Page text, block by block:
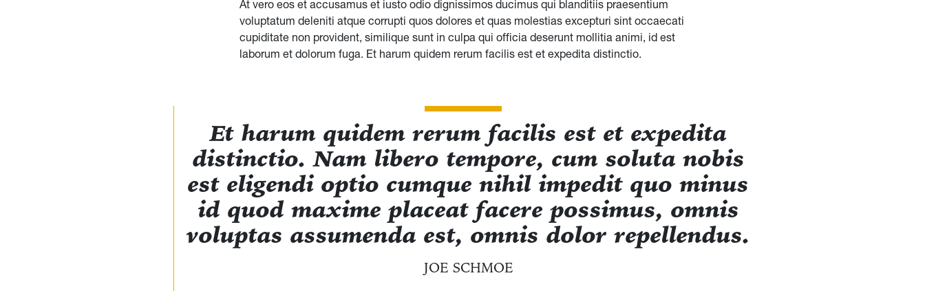
At vero eos et accusamus et iusto odio dignissimos ducimus qui blanditiis praesentium
voluptatum deleniti atque corrupti quos dolores et quas molestias excepturi sint occaecati
cupiditate non provident, similique sunt in culpa qui officia deserunt mollitia animi, id est
laborum et dolorum fuga. Et harum quidem rerum facilis est et expedita distinctio.
Et harum quidem rerum facilis est et expedita
distinctio. Nam libero tempore, cum soluta nobis
est eligendi optio cumque nihil impedit quo minus
id quod maxime placeat facere possimus, omnis
voluptas assumenda est, omnis dolor repellendus.
JOE SCHMOE